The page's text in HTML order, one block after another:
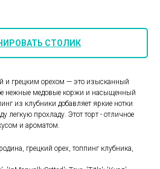
СТОЛИК
и грецким орехом — это изысканный
нежные медовые коржи и насыщенный
из клубники добавляет яркие нотки
легкую прохладу. Этот торт - отличное
и ароматом.
грецкий орех, топпинг клубника,